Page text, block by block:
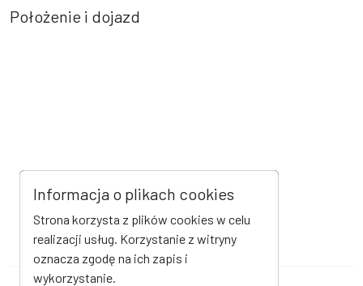
Położenie i dojazd
Informacja o plikach cookies
Strona korzysta z plików cookies w celu
realizacji usług. Korzystanie z witryny
oznacza zgodę na ich zapis i
wykorzystanie.